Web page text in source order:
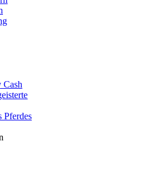
Cash
Pferdes